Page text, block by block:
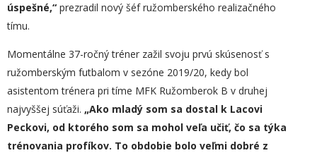
úspešné,“ prezradil nový šéf ružomberského realizačného
tímu.
Momentálne 37-ročný tréner zažil svoju prvú skúsenosť s
ružomberským futbalom v sezóne 2019/20, kedy bol
asistentom trénera pri tíme MFK Ružomberok B v druhej
najvyššej súťaži. „Ako mladý som sa dostal k Lacovi
Peckovi, od ktorého som sa mohol veľa učiť, čo sa týka
trénovania profíkov. To obdobie bolo veľmi dobré z